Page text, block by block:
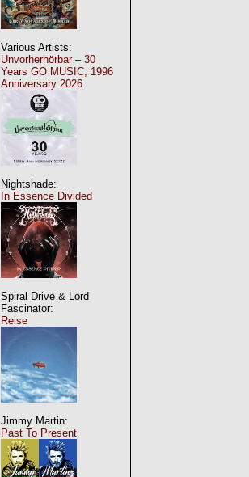
Various Artists:
Unvorherhörbar – 30
Years GO MUSIC, 1996
Anniversary 2026
Nightshade:
In Essence Divided
Spiral Drive & Lord
Fascinator:
Reise
Jimmy Martin:
Past To Present